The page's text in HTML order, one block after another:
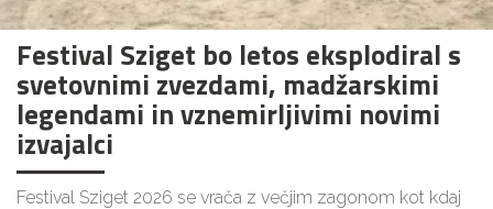
Festival Sziget bo letos eksplodiral s
svetovnimi zvezdami, madžarskimi
legendami in vznemirljivimi novimi
izvajalci
Festival Sziget 2026 se vrača z večjim zagonom kot kdaj